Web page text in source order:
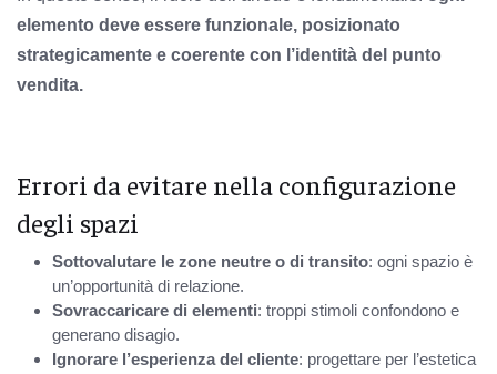
elemento deve essere funzionale, posizionato
strategicamente e coerente con l’identità del punto
vendita.
Errori da evitare nella configurazione
degli spazi
Sottovalutare le zone neutre o di transito: ogni spazio è
un’opportunità di relazione.
Sovraccaricare di elementi: troppi stimoli confondono e
generano disagio.
Ignorare l’esperienza del cliente: progettare per l’estetica